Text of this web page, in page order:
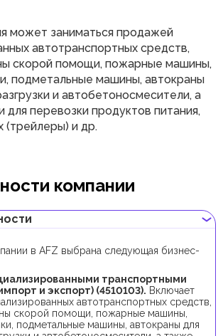
может заниматься продажей
автотранспортных средств,
скорой помощи, пожарные машины,
подметальные машины, автокраны
и автобетоносмесители, а
для перевозки продуктов питания,
(трейлеры) и др.
компании
в AFZ выбрана следующая бизнес-
транспортными
и экспорт) (4510103). Включает
автотранспортных средств,
скорой помощи, пожарные машины,
подметальные машины, автокраны для